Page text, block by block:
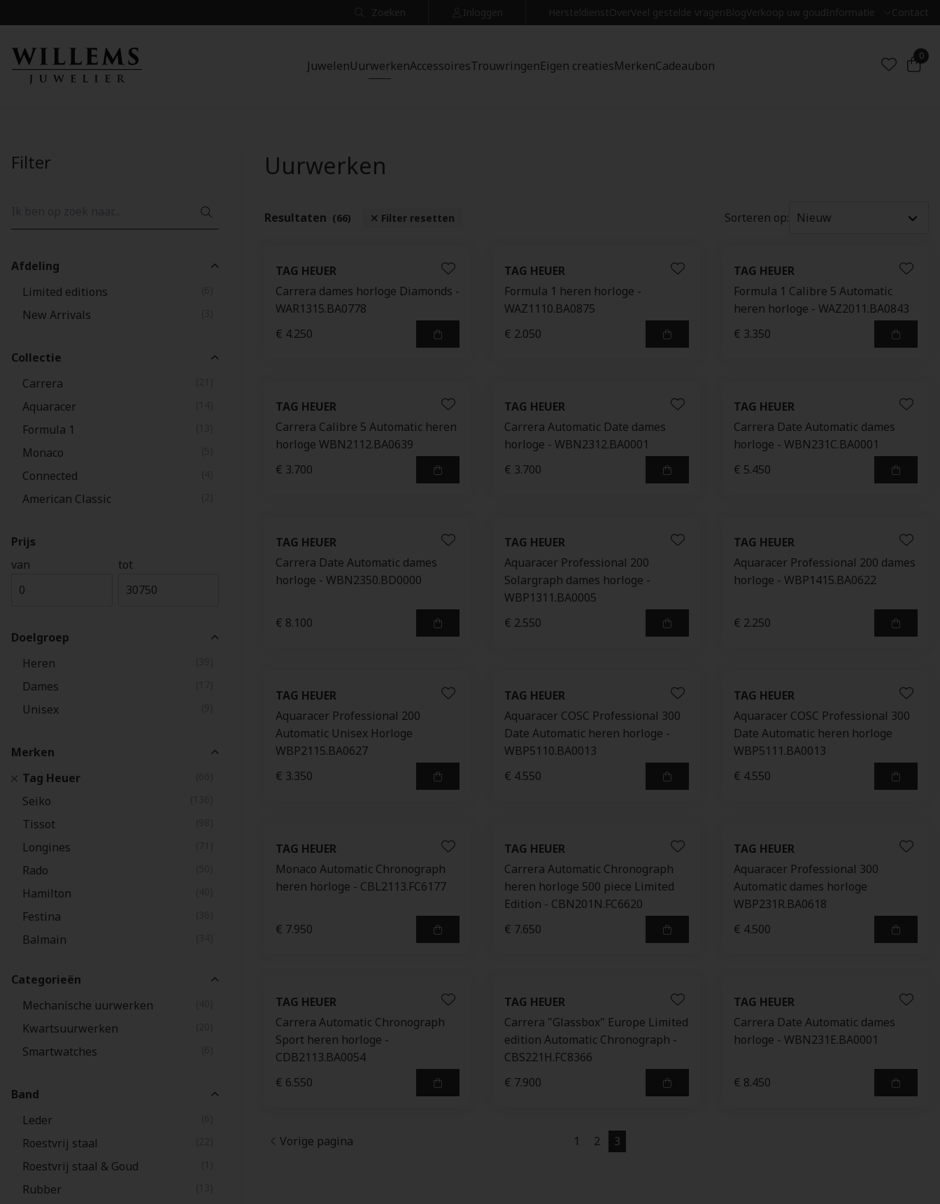
Zoeken Inloggen HersteldienstOverVeel gestelde vragenBlogVerkoop uw goudInformatie Contact
JuwelenUurwerkenAccessoiresTrouwringenEigen creatiesMerkenCadeaubon
0
Filter
Afdeling
Limited editions
New Arrivals
Collectie
Carrera
Aquaracer
Formula 1
Monaco
Connected
American Classic
Prijs
van
tot
Doelgroep
Heren
Dames
Unisex
Merken
Tag Heuer
Seiko
Tissot
Longines
Rado
Hamilton
Festina
Balmain
Montblanc (18)
Corum
Garmin
Categorieën
Mechanische uurwerken
Kwartsuurwerken
Smartwatches
Band
Leder
Roestvrij staal
Roestvrij staal & Goud
Rubber
Uurwerken
Resultaten (66) Filter resetten Sorteren op:
TAG HEUER
Carrera dames horloge Diamonds -
WAR1315.BA0778
€ 4.250
TAG HEUER
Formula 1 heren horloge -
WAZ1110.BA0875
€ 2.050
TAG HEUER
Formula 1 Calibre 5 Automatic
heren horloge - WAZ2011.BA0843
€ 3.350
TAG HEUER
Carrera Calibre 5 Automatic heren
horloge WBN2112.BA0639
€ 3.700
TAG HEUER
Carrera Automatic Date dames
horloge - WBN2312.BA0001
€ 3.700
TAG HEUER
Carrera Date Automatic dames
horloge - WBN231C.BA0001
€ 5.450
TAG HEUER
Carrera Date Automatic dames
horloge - WBN2350.BD0000
€ 8.100
TAG HEUER
Aquaracer Professional 200
Solargraph dames horloge -
WBP1311.BA0005
€ 2.550
TAG HEUER
Aquaracer Professional 200 dames
horloge - WBP1415.BA0622
€ 2.250
TAG HEUER
Aquaracer Professional 200
Automatic Unisex Horloge
WBP2115.BA0627
€ 3.350
TAG HEUER
Aquaracer COSC Professional 300
Date Automatic heren horloge -
WBP5110.BA0013
€ 4.550
TAG HEUER
Aquaracer COSC Professional 300
Date Automatic heren horloge
WBP5111.BA0013
€ 4.550
TAG HEUER
Monaco Automatic Chronograph
heren horloge - CBL2113.FC6177
€ 7.950
TAG HEUER
Carrera Automatic Chronograph
heren horloge 500 piece Limited
Edition - CBN201N.FC6620
€ 7.650
TAG HEUER
Aquaracer Professional 300
Automatic dames horloge
WBP231R.BA0618
€ 4.500
TAG HEUER
Carrera Automatic Chronograph
Sport heren horloge -
CDB2113.BA0054
€ 6.550
TAG HEUER
Carrera "Glassbox" Europe Limited
edition Automatic Chronograph -
CBS221H.FC8366
€ 7.900
TAG HEUER
Carrera Date Automatic dames
horloge - WBN231E.BA0001
€ 8.450
Vorige pagina 1 2 3